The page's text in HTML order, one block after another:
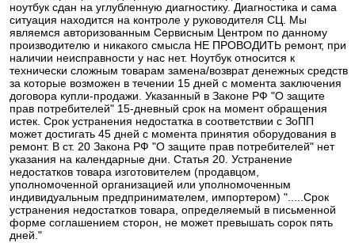
ноутбук сдан на углубленную диагностику. Диагностика и сама
ситуация находится на контроле у руководителя СЦ. Мы
являемся авторизованным Сервисным Центром по данному
производителю и никакого смысла НЕ ПРОВОДИТЬ ремонт, при
наличии неисправности у нас нет. Ноутбук относится к
технически сложным товарам замена/возврат денежных средств
за которые возможен в течении 15 дней с момента заключения
договора купли-продажи. Указанный в Законе РФ "О защите
прав потребителей" 15-дневный срок на момент обращения
истек. Срок устранения недостатка в соответствии с ЗоПП
может достигать 45 дней с момента принятия оборудования в
ремонт. В ст. 20 Закона РФ "О защите прав потребителей" нет
указания на календарные дни. Статья 20. Устранение
недостатков товара изготовителем (продавцом,
уполномоченной организацией или уполномоченным
индивидуальным предпринимателем, импортером) ".....Срок
устранения недостатков товара, определяемый в письменной
форме соглашением сторон, не может превышать сорок пять
дней."